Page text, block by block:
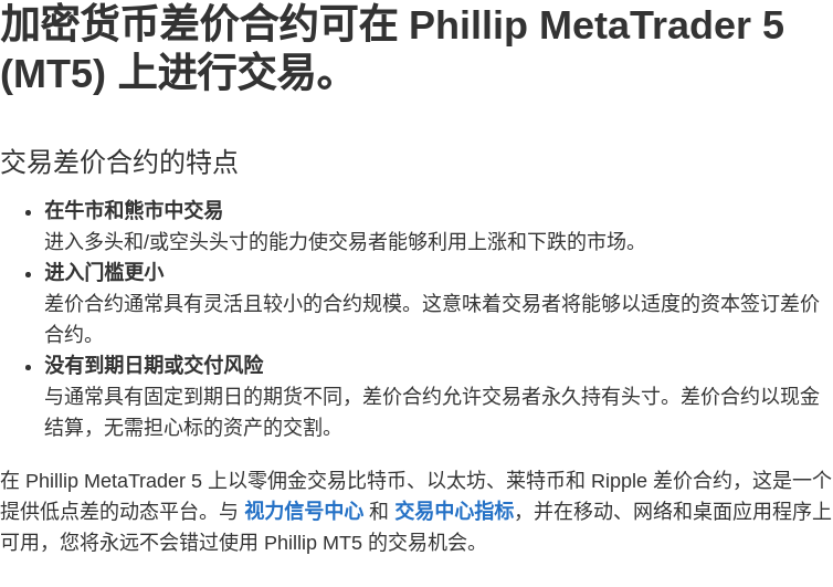
加密货币差价合约可在 Phillip MetaTrader 5
(MT5) 上进行交易。
交易差价合约的特点
在牛市和熊市中交易
进入多头和/或空头头寸的能力使交易者能够利用上涨和下跌的市场。
进入门槛更小
差价合约通常具有灵活且较小的合约规模。这意味着交易者将能够以适度的资本签订差价
合约。
没有到期日期或交付风险
与通常具有固定到期日的期货不同，差价合约允许交易者永久持有头寸。差价合约以现金
结算，无需担心标的资产的交割。
在 Phillip MetaTrader 5 上以零佣金交易比特币、以太坊、莱特币和 Ripple 差价合约，这是一个
提供低点差的动态平台。与 视力信号中心 和 交易中心指标，并在移动、网络和桌面应用程序上
可用，您将永远不会错过使用 Phillip MT5 的交易机会。